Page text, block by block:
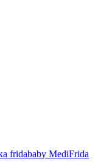
fridababy MediFrida